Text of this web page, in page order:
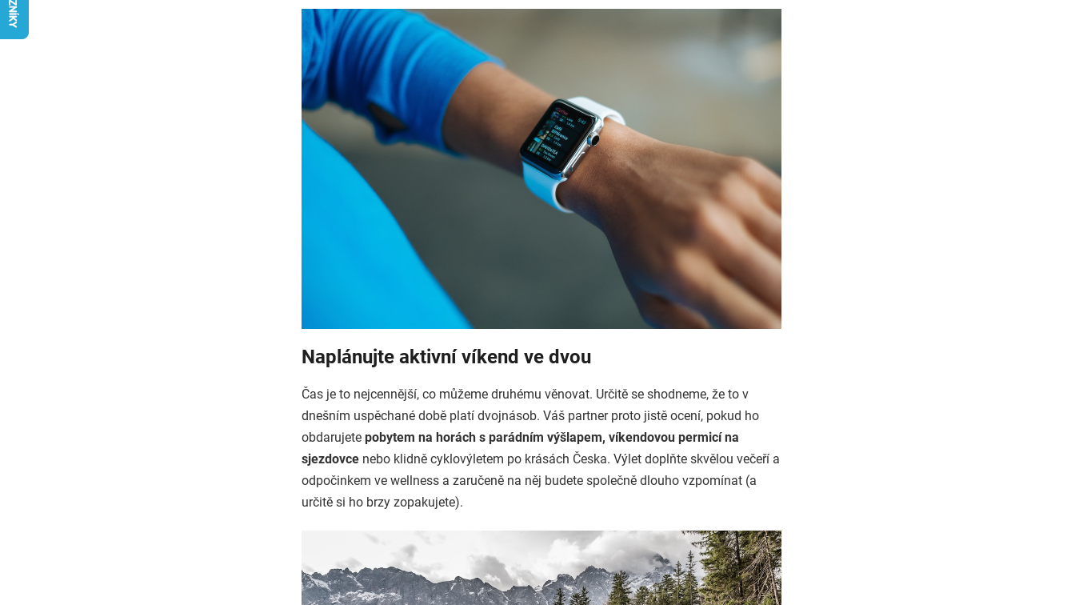
Naplánujte aktivní víkend ve dvou
Čas je to nejcennější, co můžeme druhému věnovat. Určitě se shodneme, že to v
dnešním uspěchané době platí dvojnásob. Váš partner proto jistě ocení, pokud ho
obdarujete pobytem na horách s parádním výšlapem, víkendovou permicí na
sjezdovce nebo klidně cyklovýletem po krásách Česka. Výlet doplňte skvělou večeří a
odpočinkem ve wellness a zaručeně na něj budete společně dlouho vzpomínat (a
určitě si ho brzy zopakujete).